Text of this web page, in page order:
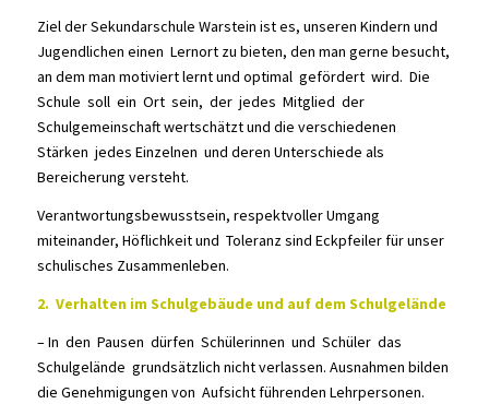
Ziel der Sekundarschule Warstein ist es, unseren Kindern und
Jugendlichen einen Lernort zu bieten, den man gerne besucht,
an dem man motiviert lernt und optimal gefördert wird. Die
Schule soll ein Ort sein, der jedes Mitglied der
Schulgemeinschaft wertschätzt und die verschiedenen
Stärken jedes Einzelnen und deren Unterschiede als
Bereicherung versteht.
Verantwortungsbewusstsein, respektvoller Umgang
miteinander, Höflichkeit und Toleranz sind Eckpfeiler für unser
schulisches Zusammenleben.
2. Verhalten im Schulgebäude und auf dem Schulgelände
– In den Pausen dürfen Schülerinnen und Schüler das
Schulgelände grundsätzlich nicht verlassen. Ausnahmen bilden
die Genehmigungen von Aufsicht führenden Lehrpersonen.